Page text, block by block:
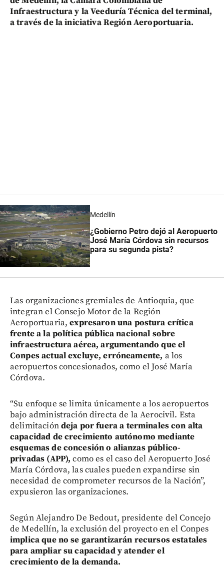
Infraestructura y la Veeduría Técnica del terminal,
a través de la iniciativa Región Aeroportuaria.
Medellín
¿Gobierno Petro dejó al Aeropuerto
José María Córdova sin recursos
para su segunda pista?
Las organizaciones gremiales de Antioquia, que
integran el Consejo Motor de la Región
Aeroportuaria,expresaron una postura crítica
frente a la política pública nacional sobre
infraestructura aérea, argumentando que el
Conpes actual excluye, erróneamente, a los
aeropuertos concesionados, como el José María
Córdova.
“Su enfoque se limita únicamente a los aeropuertos
bajo administración directa de la Aerocivil. Esta
delimitacióndeja por fuera a terminales con alta
capacidad de crecimiento autónomo mediante
esquemas de concesión o alianzas público-
privadas (APP), como es el caso del Aeropuerto José
María Córdova, las cuales pueden expandirse sin
necesidad de comprometer recursos de la Nación”,
expusieron las organizaciones.
Según Alejandro De Bedout, presidente del Concejo
de Medellín, la exclusión del proyecto en el Conpes
implica que no se garantizarán recursos estatales
para ampliar su capacidad y atender el
crecimiento de la demanda.